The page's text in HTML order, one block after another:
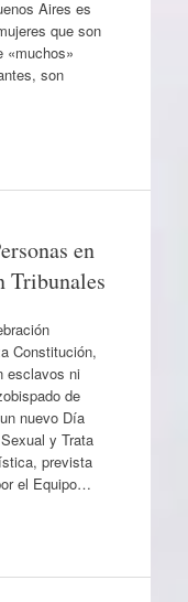
Aires es
que son
«muchos»
son
en
Tribunales
Constitución,
esclavos ni
de
nuevo Día
y Trata
prevista
el Equipo…